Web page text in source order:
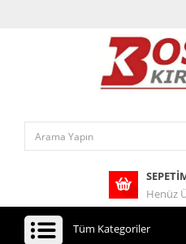
Henüz
Tüm Kategoriler